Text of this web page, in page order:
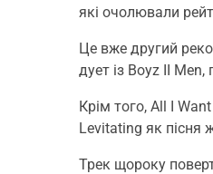
які очолювали
Це вже другий
дует із Boyz II
Крім того, All I
Levitating як пісня
Трек щороку